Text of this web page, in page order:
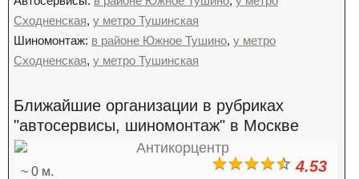
Сходненская, у метро Тушинская
Шиномонтаж: в районе Южное Тушино, у метро
Сходненская, у метро Тушинская
Ближайшие организации в рубриках
"автосервисы, шиномонтаж" в Москве
4.53
~ 0 м.